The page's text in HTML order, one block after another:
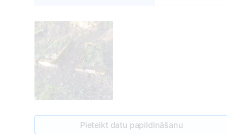
Pieteikt datu papildināšanu